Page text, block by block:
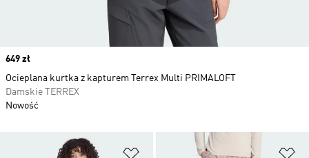
Dodaj do listy życzeń
Price
649 zł
Ocieplana kurtka z kapturem Terrex Multi PRIMALOFT
Damskie TERREX
Nowość